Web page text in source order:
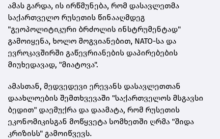
ამას გარდა, ის ირწმუნება, რომ დასავლეთმა
საქართველო რუსეთის წინააღმდეგ
"გეოპოლიტიკური ბრძოლის ინსტრუმენტად"
გამოიყენა, ხოლო მოგვიანებით, NATO-სა და
ევროკავშირში გაწევრიანების დაპირებების
მიუხედავად, "მიატოვა".
ამასთან, მედვედევი ერევანს დასავლეთთან
დაახლოების შემთხვევაში "საქართველოს მსგავსი
ბედით" დაემუქრა და დაამატა, რომ რუსეთის
ეკონომიკისგან მოწყვეტა სომხეთში ღრმა "შიდა
კრიზისს" გამოიწვევს.